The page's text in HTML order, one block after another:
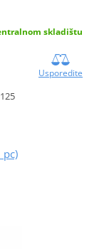
skladištu
Usporedite
pc)